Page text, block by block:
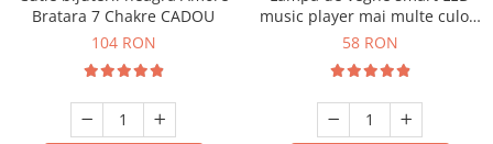
Bratara 7 Chakre CADOU
104 RON
music player mai multe culori
touch control handsfree
58 RON